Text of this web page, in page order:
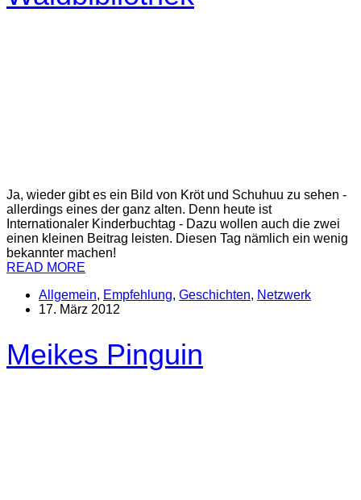
Ja, wieder gibt es ein Bild von Kröt und Schuhuu zu sehen -
allerdings eines der ganz alten. Denn heute ist
Internationaler Kinderbuchtag - Dazu wollen auch die zwei
einen kleinen Beitrag leisten. Diesen Tag nämlich ein wenig
bekannter machen!
READ MORE
Allgemein, Empfehlung, Geschichten, Netzwerk
17. März 2012
Meikes Pinguin